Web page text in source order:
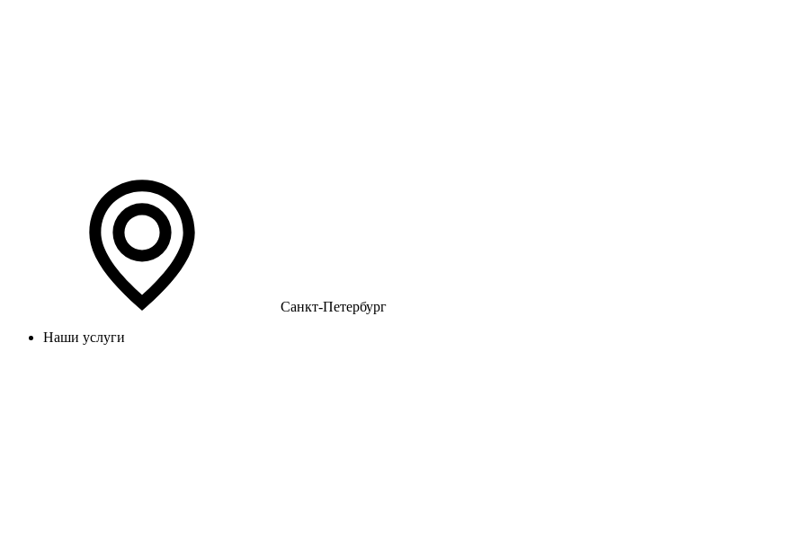
Санкт-Петербург
Наши услуги